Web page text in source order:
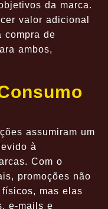
da marca.
valor adicional
compra de
ambos,
assumiram um
à
Com o
promoções não
mas elas
e-mails e